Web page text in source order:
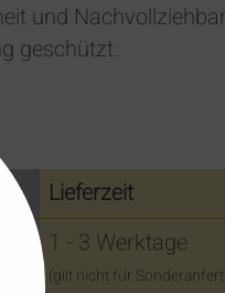
und
geschützt.
Lieferzeit
1 - 3 Werktage
(gilt nicht für